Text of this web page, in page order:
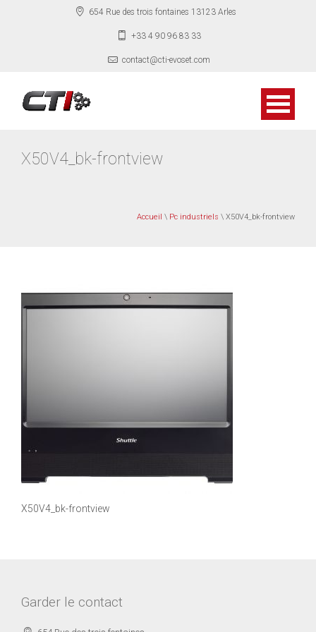
654 Rue des trois fontaines 13123 Arles
+33 4 90 96 83 33
contact@cti-evoset.com
X50V4_bk-frontview
Accueil \ Pc industriels \ X50V4_bk-frontview
X50V4_bk-frontview
Garder le contact